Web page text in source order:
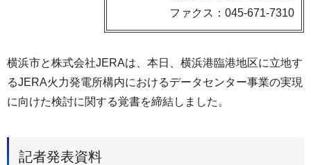
ファクス：045-671-7310
横浜市と株式会社JERAは、本日、横浜港臨港地区に立地す
るJERA火力発電所構内におけるデータセンター事業の実現
に向けた検討に関する覚書を締結しました。
記者発表資料